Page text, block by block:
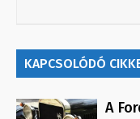
KAPCSOLÓDÓ
A